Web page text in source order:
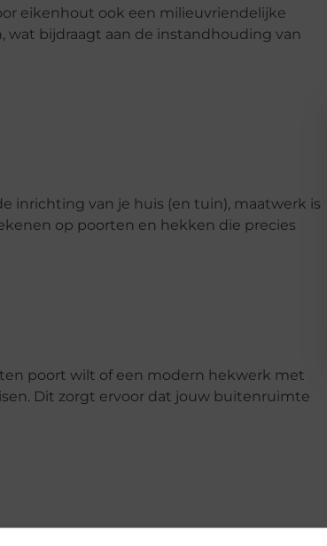
eikenhout ook een milieuvriendelijke
wat bijdraagt aan de instandhouding van
inrichting van je huis (en tuin), maatwerk is
op poorten en hekken die precies
poort wilt of een modern hekwerk met
Dit zorgt ervoor dat jouw buitenruimte